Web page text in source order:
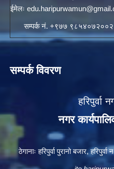
ईमेलः
सम्पर्क नं. +९७७ ९८५४०७२००२
सम्पर्क विवरण
हरिपुर्वा
नगर
ठेगानाः हरिपुर्वा पुरानो बजार,